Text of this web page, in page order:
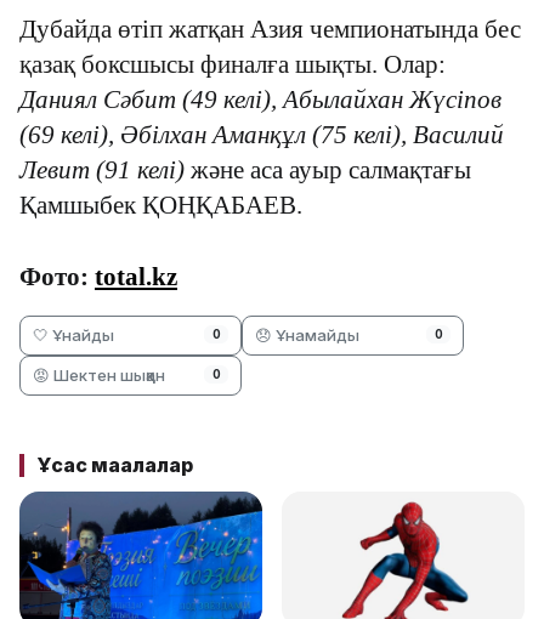
Дубайда өтіп жатқан Азия чемпионатында бес
қазақ боксшысы финалға шықты. Олар:
Даниял Сәбит (49 келі), Абылайхан Жүсіпов
(69 келі), Әбілхан Аманқұл (75 келі), Василий
Левит (91 келі) және аса ауыр салмақтағы
Қамшыбек ҚОҢҚАБАЕВ.
Фото: total.kz
🤍 Ұнайды 0 😞 Ұнамайды 0
😡 Шектен шыққан 0
Ұқсас мақалалар